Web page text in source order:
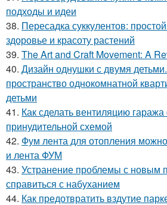
подходы и идеи
38. Пересадка суккулентов:
здоровье и красоту растений
39. The Art and Craft Movement: A
40. Дизайн однушки с двумя
пространство однокомнатной
детьми
41. Как сделать вентиляцию гаража
принудительной схемой
42. Фум лента для отопления
и лента ФУМ
43. Устранение проблемы с новым
справиться с набуханием
44. Как предотвратить вздутие